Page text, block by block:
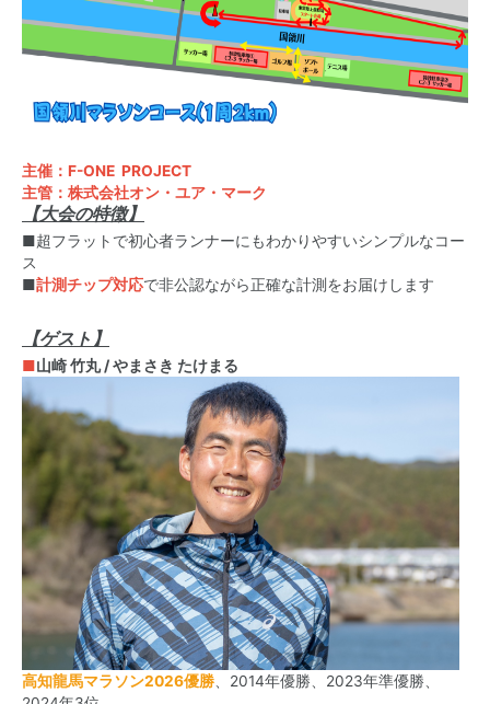
主催：F-ONE PROJECT
主管：株式会社オン・ユア・マーク
【大会の特徴】
■超フラットで初心者ランナーにもわかりやすいシンプルなコー
ス
■計測チップ対応で非公認ながら正確な計測をお届けします
【ゲスト】
■山崎 竹丸 / やまさき たけまる
高知龍馬マラソン2026優勝 、2014年優勝、2023年準優勝、